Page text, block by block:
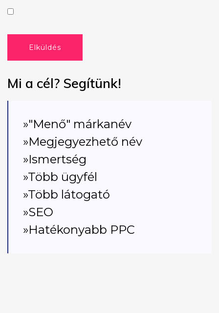
Elküldés
Mi a cél? Segítünk!
»"Menő" márkanév
»Megjegyezhető név
»Ismertség
»Több ügyfél
»Több látogató
»SEO
»Hatékonyabb PPC